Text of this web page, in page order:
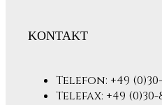
KONTAKT
Telefon: +49 (0)30-
Telefax: +49 (0)30-